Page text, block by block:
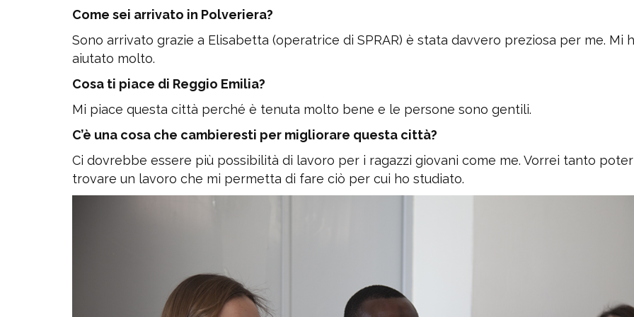
Come sei arrivato in Polveriera?
Sono arrivato grazie a Elisabetta (operatrice di SPRAR) è stata davvero preziosa per me. Mi
aiutato molto.
Cosa ti piace di Reggio Emilia?
Mi piace questa città perché è tenuta molto bene e le persone sono gentili.
C’è una cosa che cambieresti per migliorare questa città?
Ci dovrebbe essere più possibilità di lavoro per i ragazzi giovani come me. Vorrei tanto poter
trovare un lavoro che mi permetta di fare ciò per cui ho studiato.